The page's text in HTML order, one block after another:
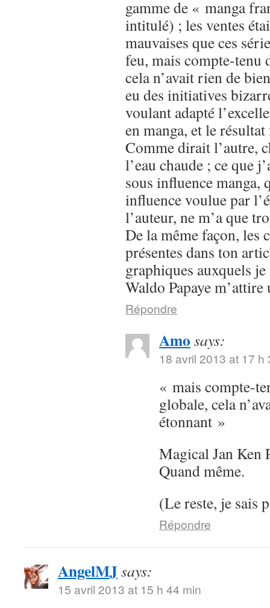
gamme de « manga
intitulé) ; les ventes
mauvaises que ces
feu, mais compte-tenu
cela n’avait rien de
eu des initiatives
voulant adapté
en manga, et le
Comme dirait l’autre,
l’eau chaude ; ce que
sous influence manga,
influence voulue par
l’auteur, ne m’a que
De la même façon, les
présentes dans ton
graphiques auxquels je
Waldo Papaye
Répondre
Amo says:
18 avril 2013 at 17 h
« mais compte-
globale, cela
étonnant »
Magical Jan Ken
Quand même.
(Le reste, je sais
Répondre
AngelMJsays:
15 avril 2013 at 15 h 44 min